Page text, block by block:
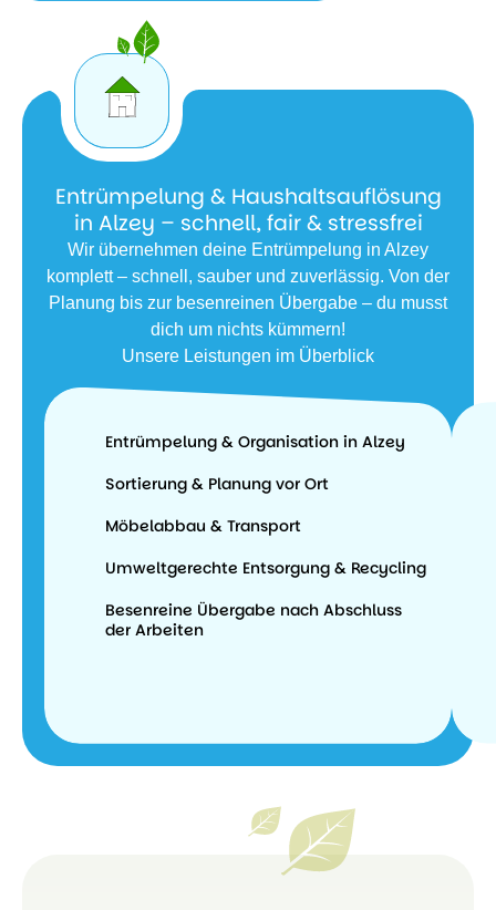
kostenloses
Entrümpelung & Haushaltsauflösung
in Alzey – schnell, fair & stressfrei
Wir übernehmen deine Entrümpelung in Alzey
komplett – schnell, sauber und zuverlässig. Von der
Planung bis zur besenreinen Übergabe – du musst
dich um nichts kümmern!
Unsere Leistungen im Überblick
Entrümpelung & Organisation in Alzey
Sortierung & Planung vor Ort
Möbelabbau & Transport
Umweltgerechte Entsorgung & Recycling
Besenreine Übergabe nach Abschluss
der Arbeiten